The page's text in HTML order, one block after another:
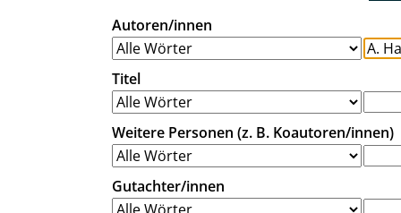
Autoren/innen
Titel
Weitere Personen (z. B. Koautoren/innen)
Gutachter/innen